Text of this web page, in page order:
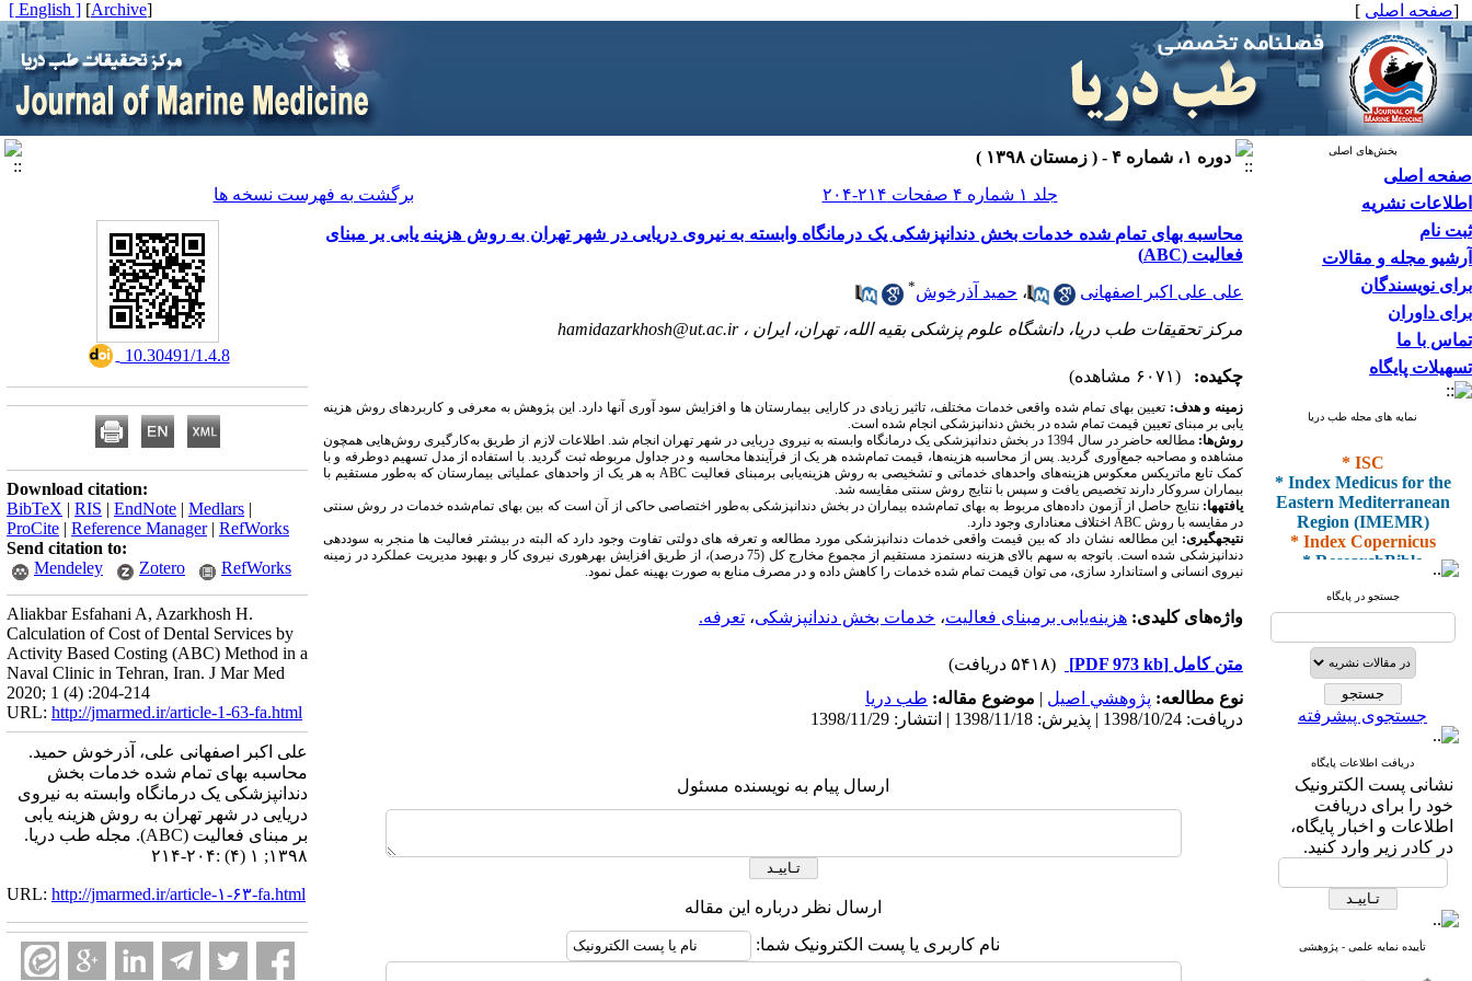
[صفحه اصلی ]
[
Archive
]
[ English ]
بخش‌های اصلی
صفحه اصلی
اطلاعات نشریه
ثبت نام
آرشیو مجله و مقالات
برای نویسندگان
برای داوران
تماس با ما
تسهیلات پایگاه
نمایه های مجله طب دریا
* ISC
* Index Medicus for the
Eastern Mediterranean
Region (IMEMR)
* Index Copernicus
* ResearchBible
* I2OR
* ROAD
* Scientific Indexing
Services
* SID
* Magiran
* Google Scholar
و دارای رتبه علمی
پژوهشی
از کمیسیون نشریات
وزارت بهداشت و درمان
* Index Medicus for the
جستجو در پایگاه
جستجوی پیشرفته
دریافت اطلاعات پایگاه
نشانی پست الکترونیک
خود را برای دریافت
اطلاعات و اخبار پایگاه،
در کادر زیر وارد کنید.
تأییده نمایه علمی - پژوهشی
دوره ۱، شماره ۴ - ( زمستان ۱۳۹۸ )
جلد ۱ شماره ۴ صفحات ۲۱۴-۲۰۴
برگشت به فهرست نسخه ها
محاسبه بهای تمام شده خدمات بخش دندانپزشکی یک درمانگاه وابسته به نیروی دریایی در شهر تهران به روش هزینه یابی بر مبنای
فعالیت (ABC)
علی علی اکبر اصفهانی ، حمید آذرخوش*
مرکز تحقیقات طب دریا، دانشگاه علوم پزشکی بقیه الله، تهران، ایران ،hamidazarkhosh@ut.ac.ir
چکیده: (۶۰۷۱ مشاهده)
زمینه و هدف: تعیین بهای تمام شده واقعی خدمات مختلف، تاثیر زیادی در کارایی بیمارستان ها و افزایش سود آوری آنها دارد. این پژوهش به معرفی و کاربردهای روش هزینه
یابی بر مبنای تعیین قیمت تمام شده در بخش دندانپزشکی انجام شده است.
روش‌ها­:
مطالعه حاضر در سال 1394 در بخش دندانپزشکی یک درمانگاه وابسته به نیروی دریایی در شهر تهران انجام شد. اطلاعات لازم از طریق به‌کارگیری روش‌هایی همچون
مشاهده و مصاحبه جمع‌آوری گردید. پس از محاسبه هزینه‌ها، قیمت تمام‌شده هر یک از فرآیندها محاسبه و در جداول مربوطه ثبت گردید. با استفاده از مدل تسهیم دوطرفه و با
کمک تابع ماتریکس معکوس هزینه‌های واحدهای خدماتی و تشخیصی به روش هزینه‌یابی برمبنای فعالیت ABCبه هر یک از واحدهای عملیاتی بیمارستان که به‌طور مستقیم با
بیماران سروکار دارند تخصیص یافت و سپس با نتایج روش سنتی مقایسه شد.
یافته­ها:نتایج حاصل از آزمون داده‌های مربوط به بهای تمام‌شده بیماران در بخش دندانپزشکی به‌طور اختصاصی حاکی از آن است که بین بهای تمام‌شده خدمات در روش سنتی
در مقایسه با روش ABC اختلاف معناداری وجود دارد.
نتیجه­گیری: این مطالعه نشان داد که بین قیمت واقعی خدمات دندانپزشکی مورد مطالعه و تعرفه های دولتی تفاوت وجود دارد که البته در بیشتر فعالیت ها منجر به سوددهی
دندانپزشکی شده است. باتوجه به سهم بالای هزینه دستمزد مستقیم از مجموع مخارج کل (75 درصد)، از طریق افزایش بهره­وری نیروی کار و بهبود مدیریت عملکرد در زمینه
نیروی انسانی و استاندارد سازی، می توان قیمت تمام شده خدمات را کاهش داده و در مصرف منابع به صورت بهینه عمل نمود.
واژه‌های کلیدی: هزینه‌یابی برمبنای فعالیت، خدمات بخش دندانپزشکی، تعرفه.
متن کامل [PDF 973 kb]
(۵۴۱۸ دریافت)
نوع مطالعه: پژوهشي اصیل | موضوع مقاله: طب دریا
دریافت: 1398/10/24 | پذیرش: 1398/11/18 | انتشار: 1398/11/29
ارسال پیام به نویسنده مسئول
ارسال نظر درباره این مقاله
نام کاربری یا پست الکترونیک شما:
‎ 10.30491/1.4.8
Download citation:
BibTeX | RIS | EndNote | Medlars |
ProCite | Reference Manager| RefWorks
Send citation to:
Mendeley
Zotero RefWorks
Aliakbar Esfahani A, Azarkhosh H.
Calculation of Cost of Dental Services by
Activity Based Costing (ABC) Method in a
Naval Clinic in Tehran, Iran. J Mar Med
2020; 1 (4) :204-214
URL: http://jmarmed.ir/article-1-63-fa.html
علی اکبر اصفهانی علی، آذرخوش حمید.
محاسبه بهای تمام شده خدمات بخش
دندانپزشکی یک درمانگاه وابسته به نیروی
دریایی در شهر تهران به روش هزینه یابی
بر مبنای فعالیت (ABC). مجله طب دریا.
۱۳۹۸; ۱ (۴) :۲۰۴-۲۱۴
URL: http://jmarmed.ir/article-۱-۶۳-fa.html